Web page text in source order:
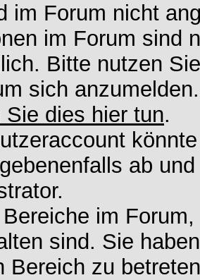
im Forum nicht
im Forum sind
Bitte nutzen
sich
Sie dies hier tun.
ab
im
sind. Sie
Bereich zu